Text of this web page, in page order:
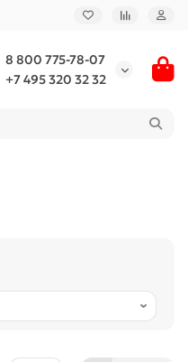
8 800 775-78-07
+7 495 320 32 32